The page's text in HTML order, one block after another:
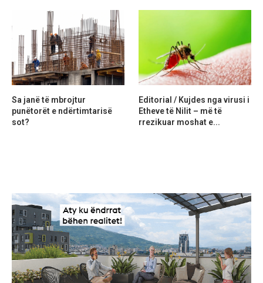
Sa janë të mbrojtur
punëtorët e ndërtimtarisë
sot?
Editorial / Kujdes nga virusi i
Etheve të Nilit – më të
rrezikuar moshat e...